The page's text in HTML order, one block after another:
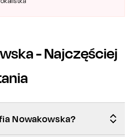
- Najczęściej
Nowakowska?